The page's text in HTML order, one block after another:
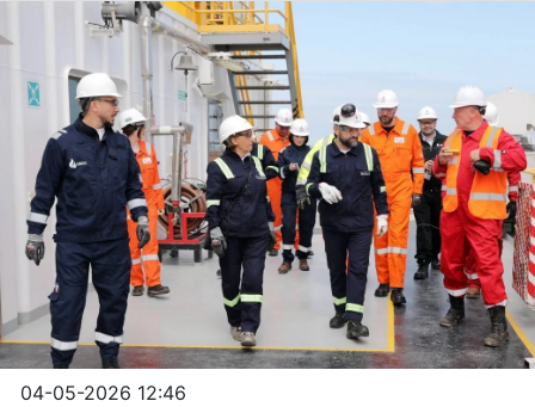
04-05-2026 12:46